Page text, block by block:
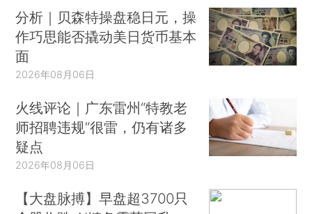
分析｜贝森特操盘稳日元，操
作巧思能否撬动美日货币基本
面
2026年08月06日
火线评论｜广东雷州“特教老
师招聘违规”很雷，仍有诸多
疑点
2026年08月06日
【大盘脉搏】早盘超3700只